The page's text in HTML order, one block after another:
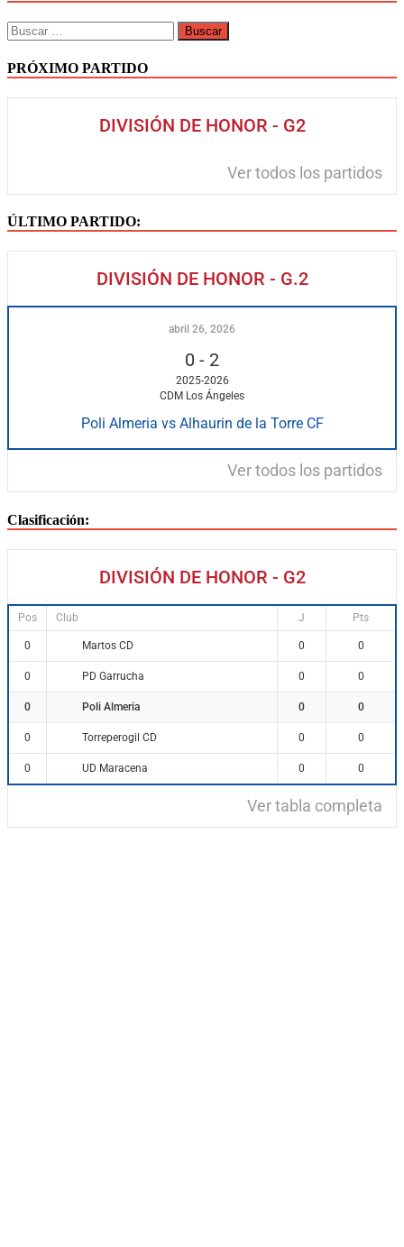
PRÓXIMO PARTIDO
DIVISIÓN DE HONOR - G2
Ver todos los partidos
ÚLTIMO PARTIDO:
DIVISIÓN DE HONOR - G.2
abril 26, 2026
0 - 2
2025-2026
CDM Los Ángeles
Poli Almeria vs Alhaurin de la Torre CF
Ver todos los partidos
Clasificación:
DIVISIÓN DE HONOR - G2
Pos Club J Pts
0 Martos CD 0 0
0 PD Garrucha 0 0
0 Poli Almeria 0 0
0 Torreperogil CD 0 0
0 UD Maracena 0 0
Ver tabla completa